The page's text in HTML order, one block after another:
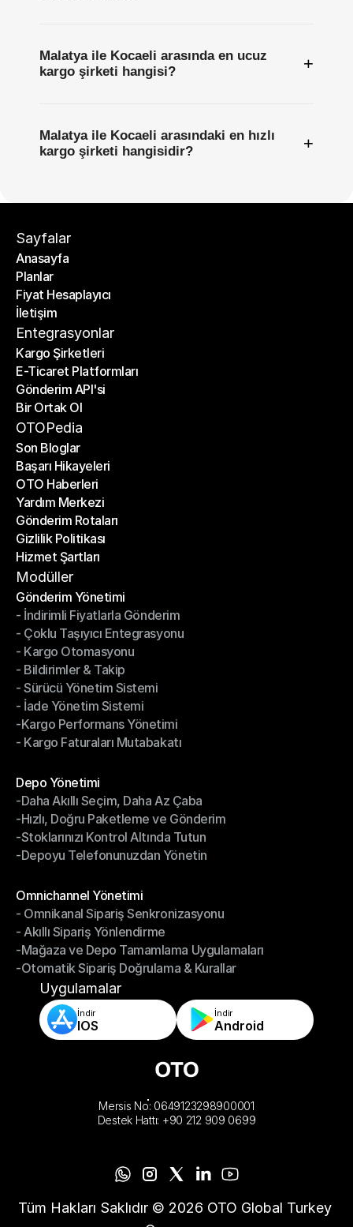
Malatya ile Kocaeli arasında en ucuz
kargo şirketi hangisi?
+
Malatya ile Kocaeli arasındaki en hızlı
kargo şirketi hangisidir?
+
Sayfalar
Anasayfa
Anasayfa
Planlar
Planlar
Fiyat Hesaplayıcı
Fiyat Hesaplayıcı
İletişim
İletişim
Entegrasyonlar
Kargo Şirketleri
Kargo Şirketleri
E-Ticaret Platformları
E-Ticaret Platformları
Gönderim API'si
Gönderim API'si
Bir Ortak Ol
Bir Ortak Ol
OTOPedia
Son Bloglar
Son Bloglar
Başarı Hikayeleri
Başarı Hikayeleri
OTO Haberleri
OTO Haberleri
Yardım Merkezi
Yardım Merkezi
Gönderim Rotaları
Gönderim Rotaları
Gizlilik Politikası
Gizlilik Politikası
Hizmet Şartları
Hizmet Şartları
Modüller
Gönderim Yönetimi
Gönderim Yönetimi
- İndirimli Fiyatlarla Gönderim
- İndirimli Fiyatlarla Gönderim
- Çoklu Taşıyıcı Entegrasyonu
- Çoklu Taşıyıcı Entegrasyonu
- Kargo Otomasyonu
- Kargo Otomasyonu
- Bildirimler & Takip
- Bildirimler & Takip
- Sürücü Yönetim Sistemi
- Sürücü Yönetim Sistemi
- İade Yönetim Sistemi
- İade Yönetim Sistemi
-Kargo Performans Yönetimi
-Kargo Performans Yönetimi
- Kargo Faturaları Mutabakatı
Depo Yönetimi
Depo Yönetimi
-Daha Akıllı Seçim, Daha Az Çaba
-Daha Akıllı Seçim, Daha Az Çaba
-Hızlı, Doğru Paketleme ve Gönderim
-Hızlı, Doğru Paketleme ve Gönderim
-Stoklarınızı Kontrol Altında Tutun
-Stoklarınızı Kontrol Altında Tutun
-Depoyu Telefonunuzdan Yönetin
Omnichannel Yönetimi
Omnichannel Yönetimi
- Omnikanal Sipariş Senkronizasyonu
- Omnikanal Sipariş Senkronizasyonu
- Akıllı Sipariş Yönlendirme
- Akıllı Sipariş Yönlendirme
-Mağaza ve Depo Tamamlama Uygulamaları
-Mağaza ve Depo Tamamlama Uygulamaları
-Otomatik Sipariş Doğrulama & Kurallar
-Otomatik Sipariş Doğrulama & Kurallar
Uygulamalar
İndir
IOS
İndir
Android
Mersis No: 0649123298900001
Destek Hattı: +90 212 909 0699
Tüm Hakları Saklıdır © 2026 OTO Global Turkey